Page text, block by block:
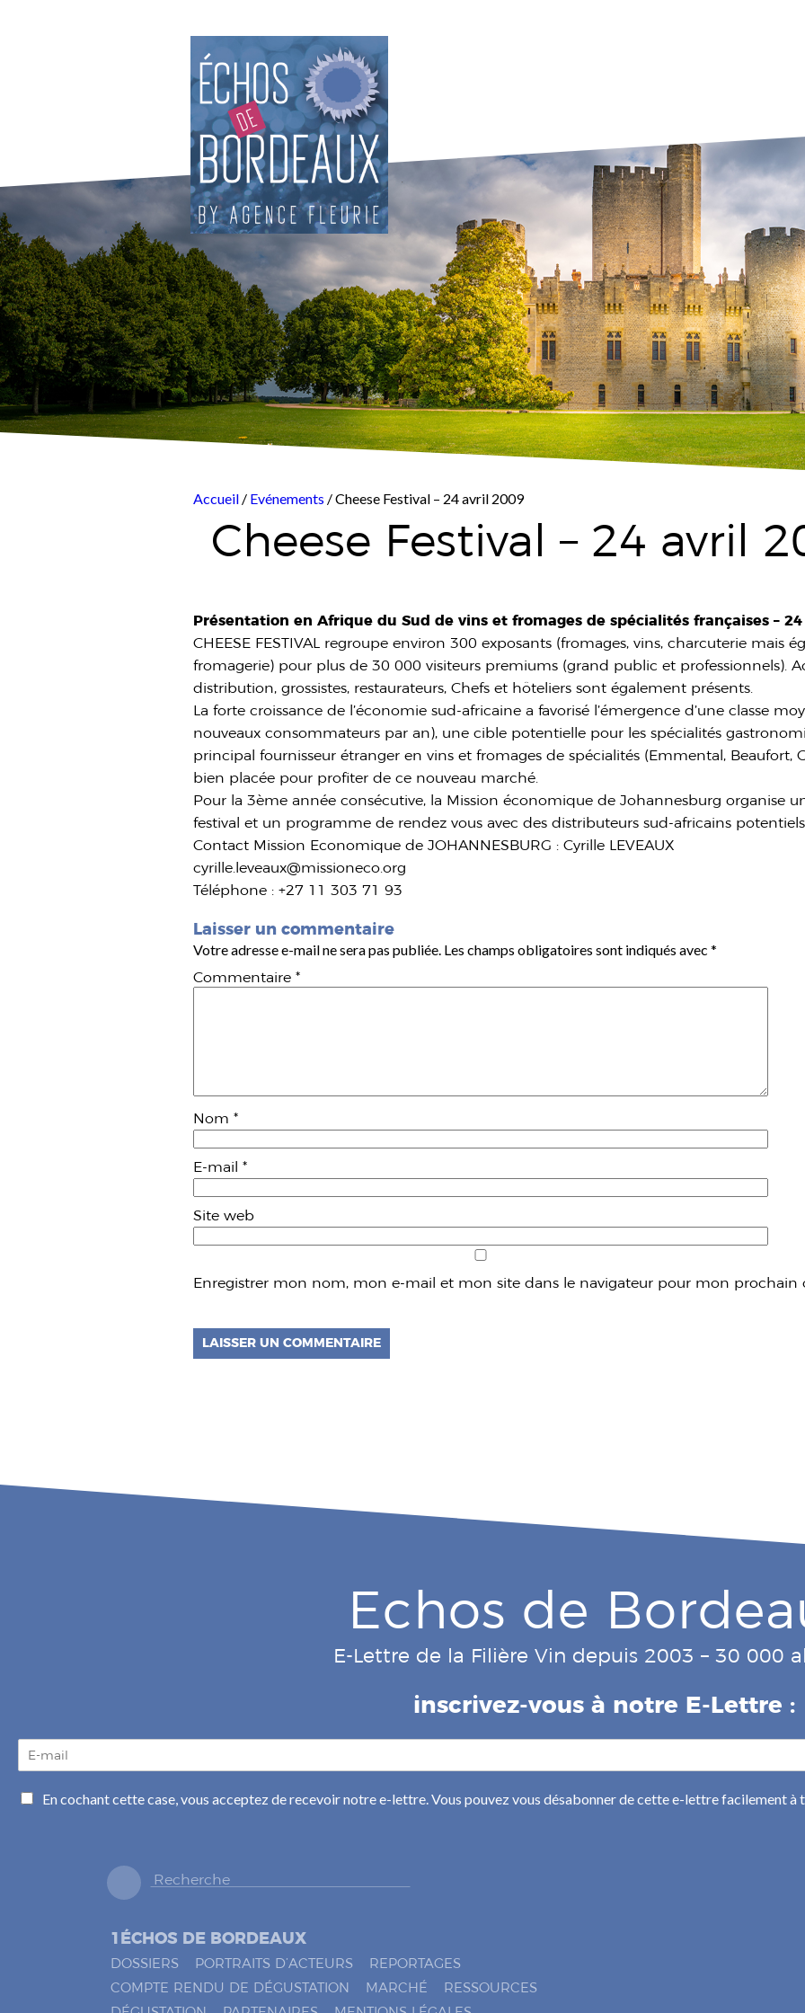
Accueil / Evénements / Cheese Festival – 24 avril 2009
Cheese Festival – 24 avril
Présentation en Afrique du Sud de vins et fromages de spécialités françaises –
CHEESE FESTIVAL regroupe environ 300 exposants (fromages, vins, charcuterie mais
fromagerie) pour plus de 30 000 visiteurs premiums (grand public et professionnels).
distribution, grossistes, restaurateurs, Chefs et hôteliers sont également présents.
La forte croissance de l’économie sud-africaine a favorisé l’émergence d’une classe
nouveaux consommateurs par an), une cible potentielle pour les spécialités
principal fournisseur étranger en vins et fromages de spécialités (Emmental, Beaufort,
bien placée pour profiter de ce nouveau marché.
Pour la 3ème année consécutive, la Mission économique de Johannesburg organise
festival et un programme de rendez vous avec des distributeurs sud-africains
Contact Mission Economique de JOHANNESBURG : Cyrille LEVEAUX
cyrille.leveaux@missioneco.org
Téléphone : +27 11 303 71 93
Laisser un commentaire
Votre adresse e-mail ne sera pas publiée. Les champs obligatoires sont indiqués avec*
Commentaire*
Nom*
E-mail*
Site web
Enregistrer mon nom, mon e-mail et mon site dans le navigateur pour mon prochain
Echos de
E-Lettre de la Filière Vin depuis 2003 – 30 000
inscrivez-vous à notre E-Lettre :
a
C
En cochant cette case, vous acceptez de recevoir notre e-lettre. Vous pouvez vous désabonner de cette e-lettre facilement à
1ÉCHOS DE BORDEAUX
DOSSIERS PORTRAITS D’ACTEURS
REPORTAGES
COMPTE RENDU DE DÉGUSTATION
MARCHÉ
RESSOURCES